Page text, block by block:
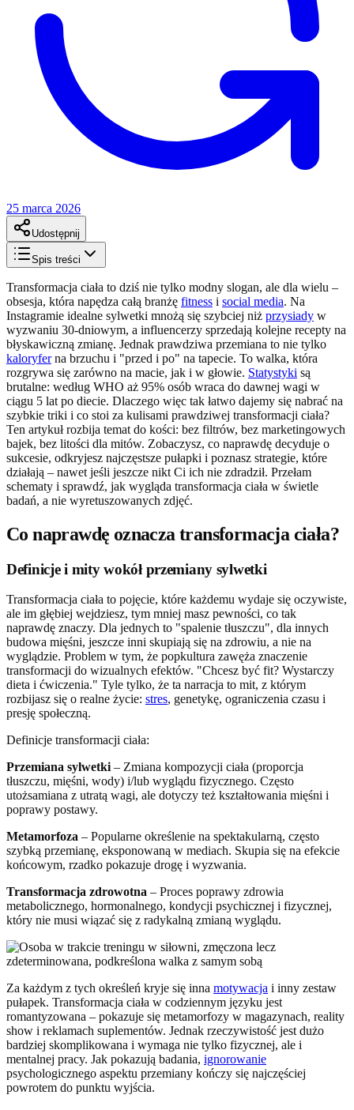
25 marca 2026
Udostępnij
Spis treści
Transformacja ciała to dziś nie tylko modny slogan, ale dla wielu –
obsesja, która napędza całą branżę fitness i social media. Na
Instagramie idealne sylwetki mnożą się szybciej niż przysiady w
wyzwaniu 30-dniowym, a influencerzy sprzedają kolejne recepty na
błyskawiczną zmianę. Jednak prawdziwa przemiana to nie tylko
kaloryferna brzuchu i "przed i po" na tapecie. To walka, która
rozgrywa się zarówno na macie, jak i w głowie. Statystyki są
brutalne: według WHO aż 95% osób wraca do dawnej wagi w
ciągu 5 lat po diecie. Dlaczego więc tak łatwo dajemy się nabrać na
szybkie triki i co stoi za kulisami prawdziwej transformacji ciała?
Ten artykuł rozbija temat do kości: bez filtrów, bez marketingowych
bajek, bez litości dla mitów. Zobaczysz, co naprawdę decyduje o
sukcesie, odkryjesz najczęstsze pułapki i poznasz strategie, które
działają – nawet jeśli jeszcze nikt Ci ich nie zdradził. Przełam
schematy i sprawdź, jak wygląda transformacja ciała w świetle
badań, a nie wyretuszowanych zdjęć.
Co naprawdę oznacza transformacja ciała?
Definicje i mity wokół przemiany sylwetki
Transformacja ciała to pojęcie, które każdemu wydaje się oczywiste,
ale im głębiej wejdziesz, tym mniej masz pewności, co tak
naprawdę znaczy. Dla jednych to "spalenie tłuszczu", dla innych
budowa mięśni, jeszcze inni skupiają się na zdrowiu, a nie na
wyglądzie. Problem w tym, że popkultura zawęża znaczenie
transformacji do wizualnych efektów. "Chcesz być fit? Wystarczy
dieta i ćwiczenia." Tyle tylko, że ta narracja to mit, z którym
rozbijasz się o realne życie: stres, genetykę, ograniczenia czasu i
presję społeczną.
Definicje transformacji ciała:
Przemiana sylwetki – Zmiana kompozycji ciała (proporcja
tłuszczu, mięśni, wody) i/lub wyglądu fizycznego. Często
utożsamiana z utratą wagi, ale dotyczy też kształtowania mięśni i
poprawy postawy.
Metamorfoza – Popularne określenie na spektakularną, często
szybką przemianę, eksponowaną w mediach. Skupia się na efekcie
końcowym, rzadko pokazuje drogę i wyzwania.
Transformacja zdrowotna – Proces poprawy zdrowia
metabolicznego, hormonalnego, kondycji psychicznej i fizycznej,
który nie musi wiązać się z radykalną zmianą wyglądu.
Za każdym z tych określeń kryje się inna motywacja i inny zestaw
pułapek. Transformacja ciała w codziennym języku jest
romantyzowana – pokazuje się metamorfozy w magazynach, reality
show i reklamach suplementów. Jednak rzeczywistość jest dużo
bardziej skomplikowana i wymaga nie tylko fizycznej, ale i
mentalnej pracy. Jak pokazują badania, ignorowanie
psychologicznego aspektu przemiany kończy się najczęściej
powrotem do punktu wyjścia.